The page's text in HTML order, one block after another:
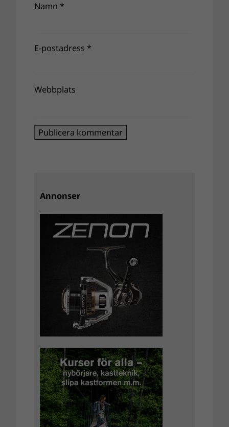
Namn *
E-postadress *
Webbplats
Annonser